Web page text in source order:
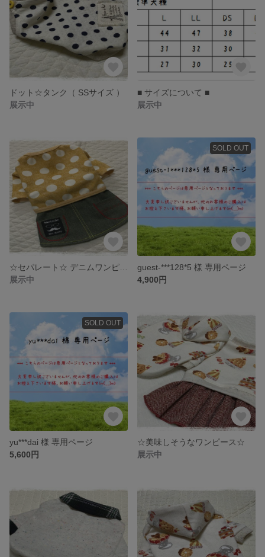
ドット☆タンク（ SSサイズ ）
展示中
■ サイズについて ■
展示中
展示中
SOLD OUT
guest-***128*5 様 専用ページ
4,900円
SOLD OUT
yu***dai 様 専用ページ
5,600円
☆美味しそうなワンピース☆
展示中